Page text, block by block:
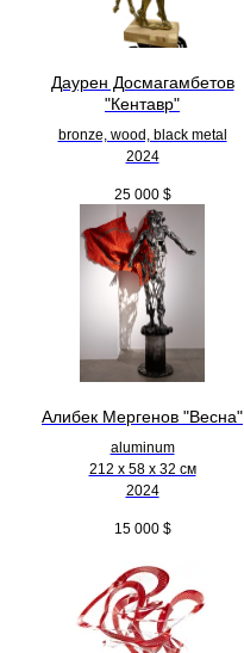
Даурен Досмагамбетов
"Кентавр"
bronze, wood, black metal
2024
25 000 $
Алибек Мергенов "Весна"
aluminum
212 х 58 х 32 см
2024
15 000 $